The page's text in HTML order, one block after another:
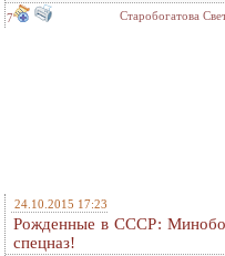
7 Старобогатова
24.10.2015 17:23
Рожденные в СССР:
спецназ!